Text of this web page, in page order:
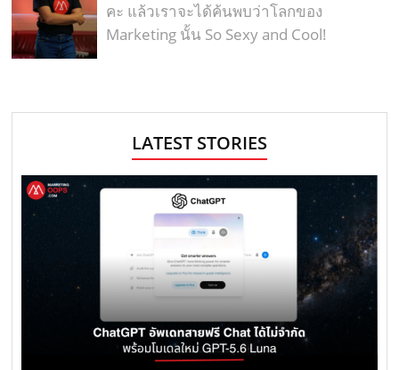
คะ แล้วเราจะได้ค้นพบว่าโลกของ
Marketing นั้น So Sexy and Cool!
LATEST STORIES